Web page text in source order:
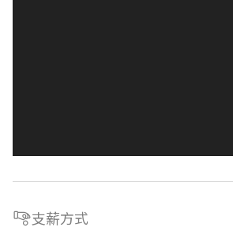
支薪方式